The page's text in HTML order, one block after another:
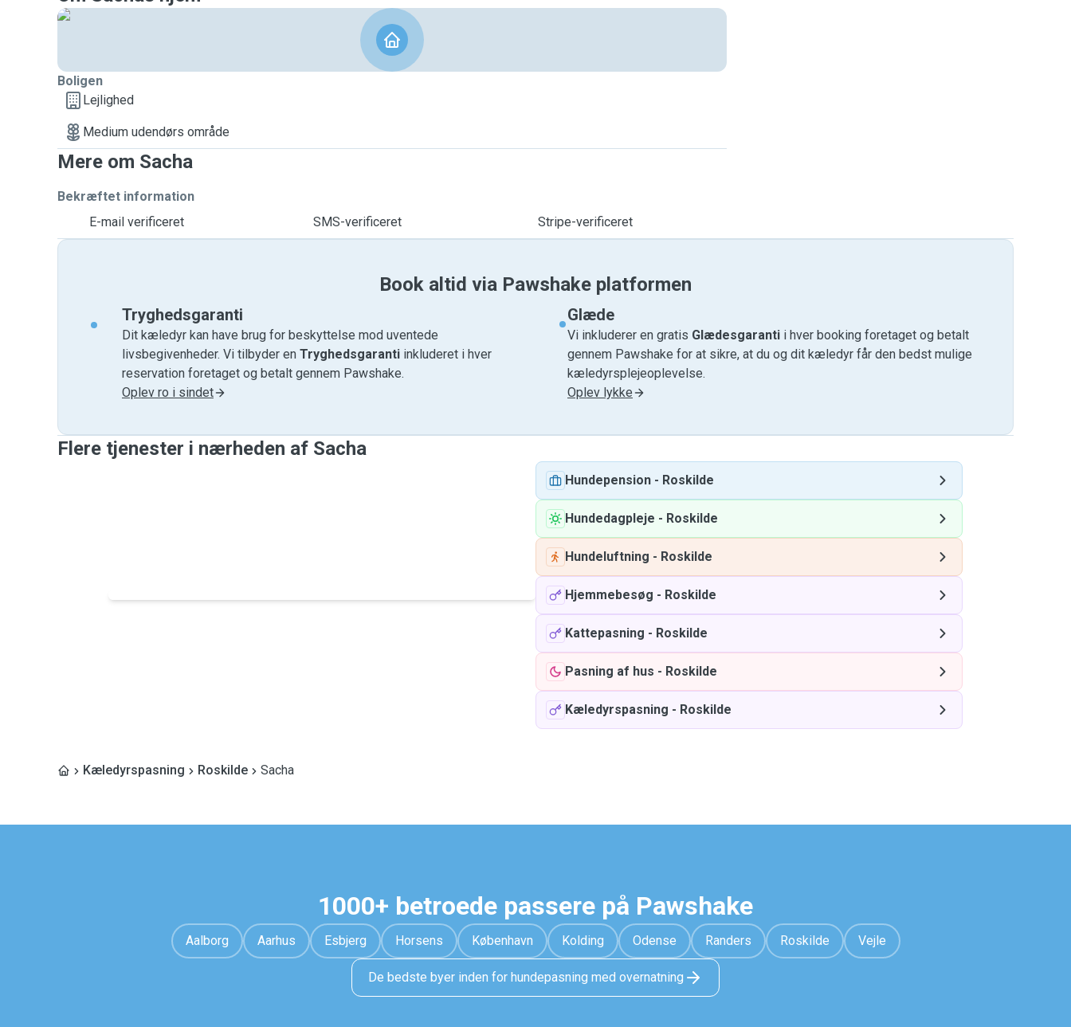
Boligen
Lejlighed
Medium udendørs område
Mere om Sacha
Bekræftet information
E-mail verificeret
SMS-verificeret Stripe-verificeret
Book altid via Pawshake platformen
Tryghedsgaranti
Dit kæledyr kan have brug for beskyttelse mod uventede
livsbegivenheder. Vi tilbyder en Tryghedsgaranti inkluderet i hver
reservation foretaget og betalt gennem Pawshake.
Oplev ro i sindet
Glæde
Vi inkluderer en gratis Glædesgaranti i hver booking foretaget og betalt
gennem Pawshake for at sikre, at du og dit kæledyr får den bedst mulige
kæledyrsplejeoplevelse.
Oplev lykke
Flere tjenester i nærheden af ​​Sacha
Hundepension - Roskilde
Hundedagpleje - Roskilde
Hundeluftning - Roskilde
Hjemmebesøg - Roskilde
Kattepasning - Roskilde
Pasning af hus - Roskilde
Kæledyrspasning - Roskilde
Kæledyrspasning Roskilde Sacha
1000+ betroede passere på Pawshake
Aalborg Aarhus Esbjerg Horsens København Kolding Odense Randers Roskilde Vejle
De bedste byer inden for hundepasning med overnatning